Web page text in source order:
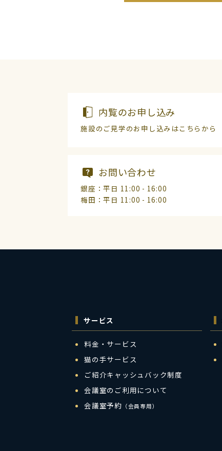
内覧のお申し込み
施設のご見学のお申し込みはこちらから
お問い合わせ
銀座：平日 11:00 - 16:00
梅田：平日 11:00 - 16:00
サービス
料金・サービス
猫の手サービス
ご紹介キャッシュバック制度
会議室のご利用について
会議室予約 （会員専用）